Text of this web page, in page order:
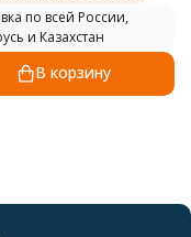
по всей России,
и Казахстан
В корзину